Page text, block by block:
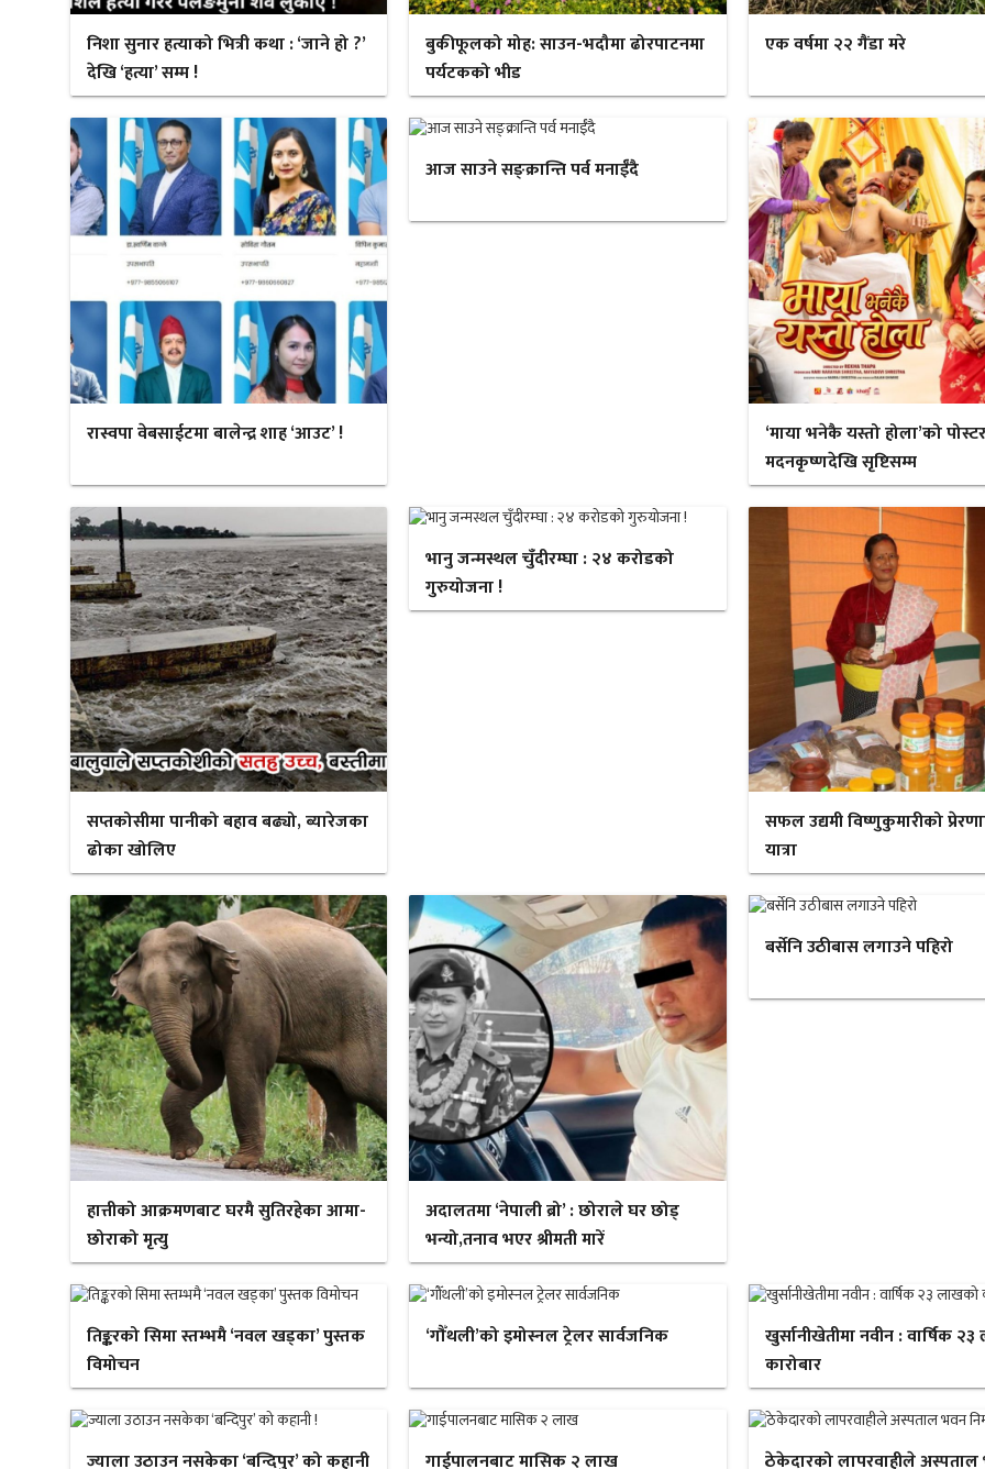
निशा सुनार हत्याको भित्री कथा : ‘जाने हो ?’
देखि ‘हत्या’ सम्म !
बुकीफूलको मोह: साउन-भदौमा ढोरपाटनमा
पर्यटकको भीड
एक वर्षमा २२ गैंडा मरे
रास्वपा वेबसाईटमा बालेन्द्र शाह ‘आउट’ !
आज साउने सङ्क्रान्ति पर्व मनाईँदै
‘माया भनेकै यस्तो होला’को
मदनकृष्णदेखि सृष्टिसम्म
सप्तकोसीमा पानीको बहाव बढ्यो, ब्यारेजका
ढोका खोलिए
भानु जन्मस्थल चुँदीरम्घा : २४ करोडको
गुरुयोजना !
सफल उद्यमी विष्णुकुमारीको
यात्रा
हात्तीको आक्रमणबाट घरमै सुतिरहेका आमा-
छोराको मृत्यु
अदालतमा ‘नेपाली ब्रो’ : छोराले घर छोड्
भन्यो,तनाव भएर श्रीमती मारें
बर्सेनि उठीबास लगाउने पहिरो
तिङ्करको सिमा स्तम्भमै ‘नवल खड्का’ पुस्तक
विमोचन
‘गौँथली’को इमोस्नल ट्रेलर सार्वजनिक
खुर्सानीखेतीमा नवीन : वार्षिक
कारोबार
ज्याला उठाउन नसकेका ‘बन्दिपुर’ को कहानी गाईपालनबाट मासिक २ लाख ठेकेदारको लापरवाहीले